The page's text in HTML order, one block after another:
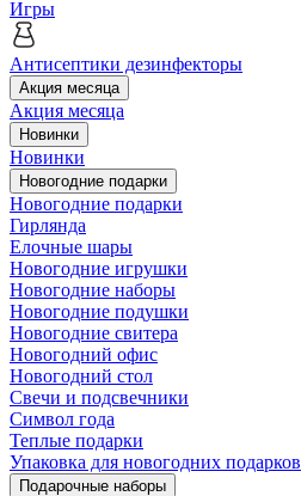
Игры
Антисептики дезинфекторы
Акция месяца
Акция месяца
Новинки
Новинки
Новогодние подарки
Новогодние подарки
Гирлянда
Елочные шары
Новогодние игрушки
Новогодние наборы
Новогодние подушки
Новогодние свитера
Новогодний офис
Новогодний стол
Свечи и подсвечники
Символ года
Теплые подарки
Упаковка для новогодних подарков
Подарочные наборы